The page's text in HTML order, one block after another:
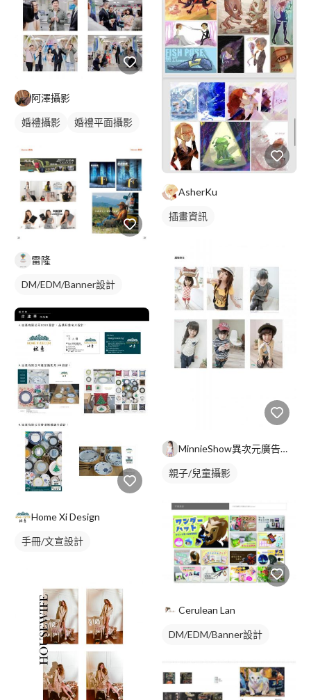
阿澤攝影
婚禮攝影 婚禮平面攝影
雷隆
DM/EDM/Banner設計
Home Xi Design
手冊/文宣設計
AsherKu
插畫資訊
MinnieShow異次元廣告攝影
親子/兒童攝影
Cerulean Lan
DM/EDM/Banner設計